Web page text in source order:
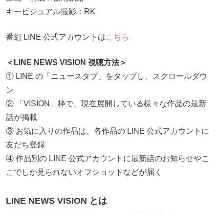
キービジュアル撮影：RK
番組 LINE 公式アカウントはこちら
＜LINE NEWS VISION 視聴方法＞
① LINE の「ニュースタブ」をタップし、スクロールダウ
ン
② 「VISION」枠で、現在展開している様々な作品の最新
話が掲載
③ お気に入りの作品は、各作品の LINE 公式アカウントに
友だち登録
④ 作品別の LINE 公式アカウントに最新話のお知らせやこ
こでしか見られないオフショットなどが届く
LINE NEWS VISION とは